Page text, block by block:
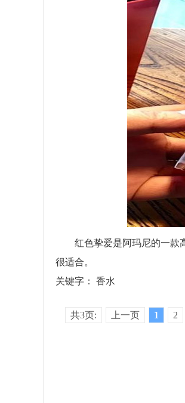
红色挚爱是阿玛尼的一款高
很适合。
关键字： 香水
共3页: 上一页 1 2